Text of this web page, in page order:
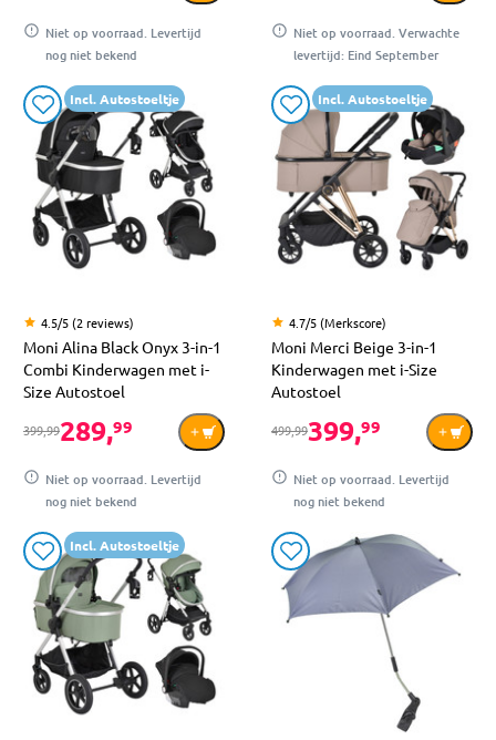
Niet op voorraad. Levertijd
nog niet bekend
Niet op voorraad. Verwachte
levertijd: Eind September
Incl. Autostoeltje
4.5/5 (2 reviews)
Moni Alina Black Onyx 3-in-1
Combi Kinderwagen met i-
Size Autostoel
399,99289,99
Niet op voorraad. Levertijd
nog niet bekend
Incl. Autostoeltje
4.7/5 (Merkscore)
Moni Merci Beige 3-in-1
Kinderwagen met i-Size
Autostoel
499,99399,99
Niet op voorraad. Levertijd
nog niet bekend
Incl. Autostoeltje